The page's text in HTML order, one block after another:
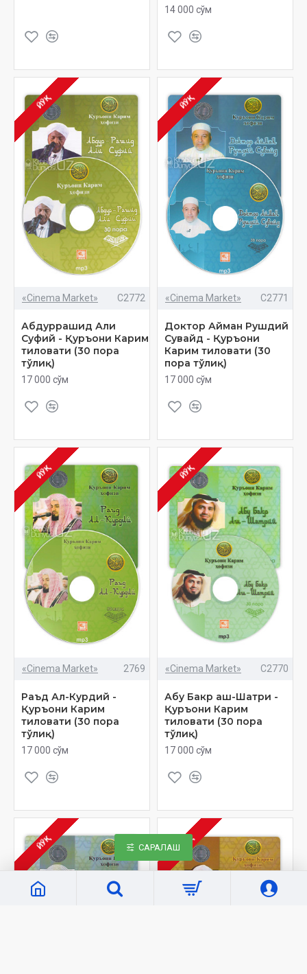
14 000 сўм
ЙЎҚ
«Cinema Market» C2772
Абдуррашид Али
Суфий - Қуръони Карим
тиловати (30 пора
тўлиқ)
17 000 сўм
ЙЎҚ
«Cinema Market» C2771
Доктор Айман Рушдий
Сувайд - Қуръони
Карим тиловати (30
пора тўлиқ)
17 000 сўм
ЙЎҚ
«Cinema Market» 2769
Раъд Ал-Курдий -
Қуръони Карим
тиловати (30 пора
тўлиқ)
17 000 сўм
ЙЎҚ
«Cinema Market» C2770
Абу Бакр аш-Шатри -
Қуръони Карим
тиловати (30 пора
тўлиқ)
17 000 сўм
ЙЎҚ ЙЎҚ
САРАЛАШ